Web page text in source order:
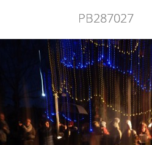
PB287027